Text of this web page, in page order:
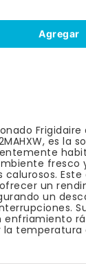
bizcocho
Agregar
Frigidaire
es
fresco
calurosos.
un
un
enfriamiento
temperatura